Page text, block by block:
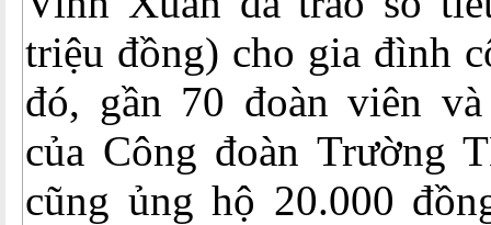
triệu đồng) cho gia đình
đó, gần 70 đoàn viên
của Công đoàn Trường
cũng ủng hộ 20.000